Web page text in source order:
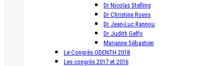
Dr Nicolas Stelling
Dr Christine Roess
Dr Jean-Luc Rannou
Dr Judith Gelfo
Marianne Sébastien
Le Congrès ODENTH 2018
Les congrès 2017 et 2016